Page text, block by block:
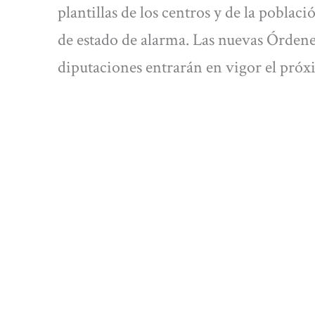
plantillas de los centros y de la
de estado de alarma. Las nuevas
diputaciones entrarán en vigor el